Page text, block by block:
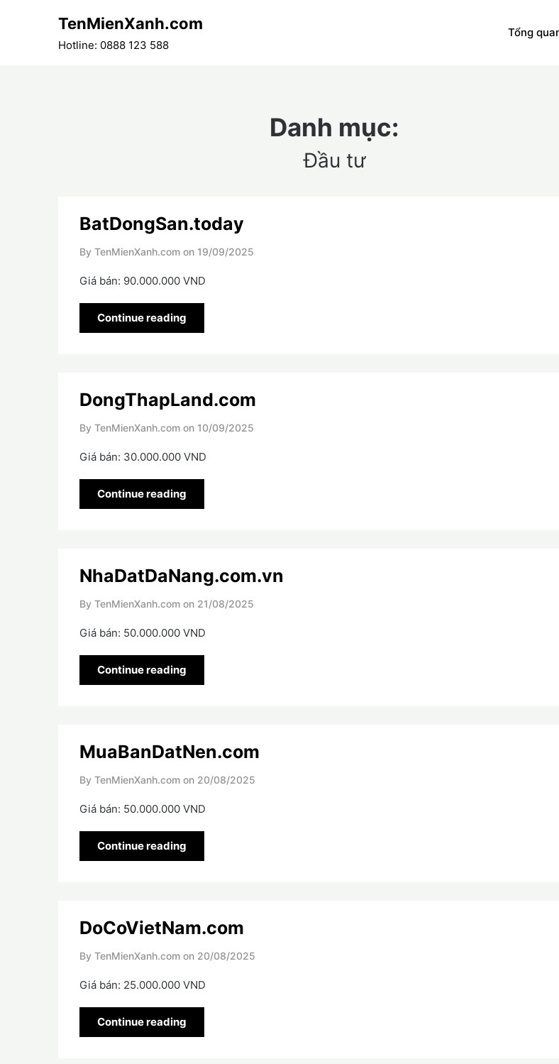
TenMienXanh.com
Hotline: 0888 123 588
Tổng
Danh mục:
Đầu tư
BatDongSan.today
By TenMienXanh.com on 19/09/2025
Giá bán: 90.000.000 VND
Continue reading
DongThapLand.com
By TenMienXanh.com on 10/09/2025
Giá bán: 30.000.000 VND
Continue reading
NhaDatDaNang.com.vn
By TenMienXanh.com on 21/08/2025
Giá bán: 50.000.000 VND
Continue reading
MuaBanDatNen.com
By TenMienXanh.com on 20/08/2025
Giá bán: 50.000.000 VND
Continue reading
DoCoVietNam.com
By TenMienXanh.com on 20/08/2025
Giá bán: 25.000.000 VND
Continue reading